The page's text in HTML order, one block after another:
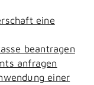
eine
beantragen
anfragen
einer